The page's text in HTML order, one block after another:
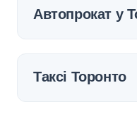
Автопрокат у
Таксі Торонто